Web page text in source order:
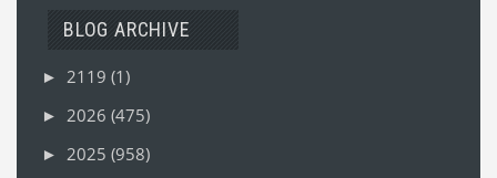
BLOG ARCHIVE
► 2119 (1)
► 2026 (475)
► 2025 (958)